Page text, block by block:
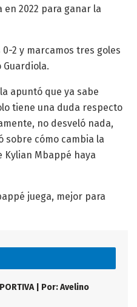
2022 para ganar la
2 y marcamos tres goles
apuntó que ya sabe
tiene una duda respecto
no desveló nada,
sobre cómo cambia la
Mbappé haya
juega, mejor para
| Por: Avelino